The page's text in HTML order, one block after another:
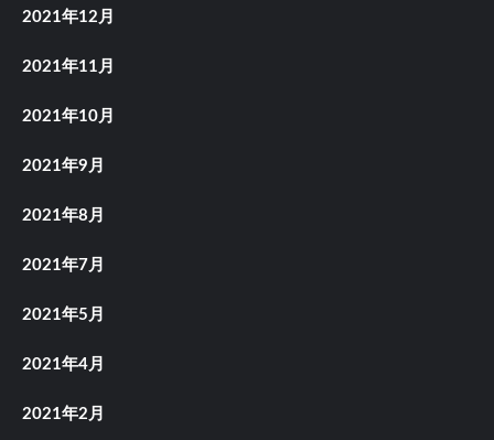
2021年12月
2021年11月
2021年10月
2021年9月
2021年8月
2021年7月
2021年5月
2021年4月
2021年2月